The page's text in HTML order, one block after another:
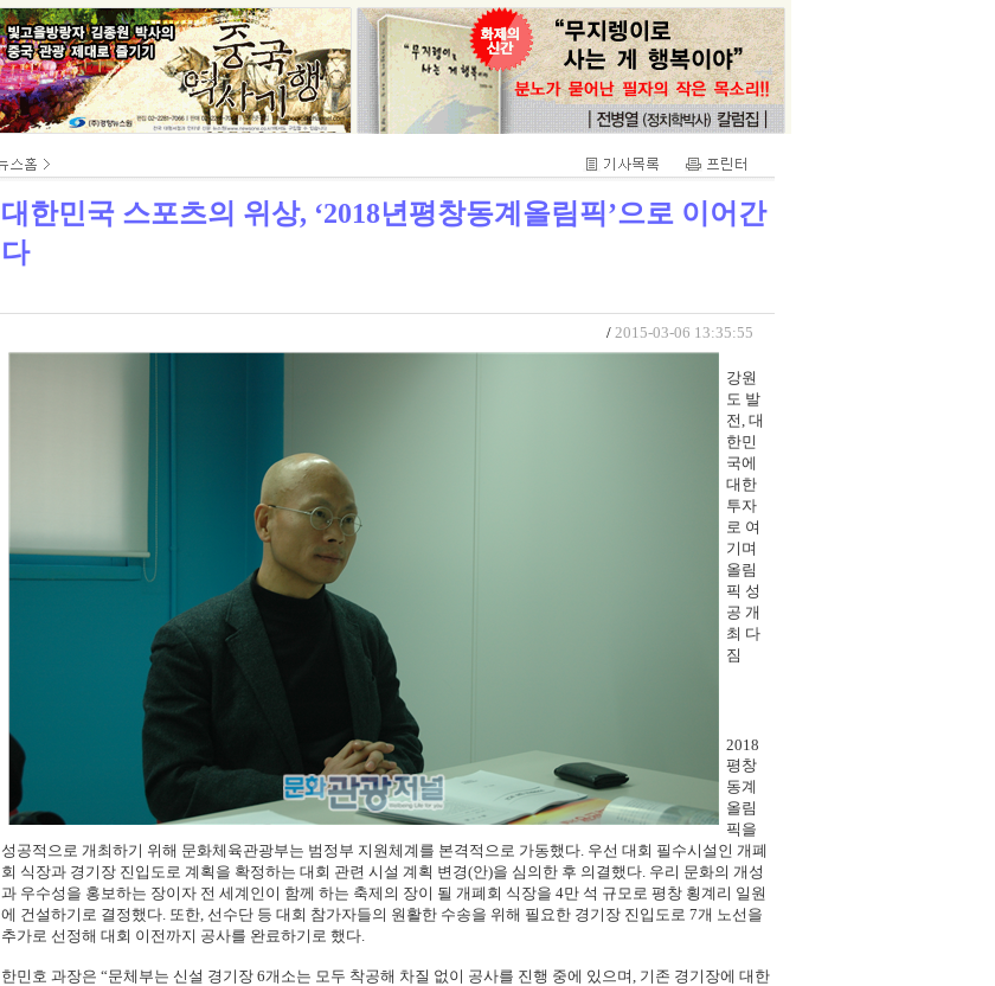
대한민국 스포츠의 위상, ‘2018년평창동계올림픽’으로 이어간
다
/ 2015-03-06 13:35:55
강원
도 발
전, 대
한민
국에
대한
투자
로 여
기며
올림
픽 성
공 개
최 다
짐
2018
평창
동계
올림
픽을
성공적으로 개최하기 위해 문화체육관광부는 범정부 지원체계를 본격적으로 가동했다. 우선 대회 필수시설인 개폐
회 식장과 경기장 진입도로 계획을 확정하는 대회 관련 시설 계획 변경(안)을 심의한 후 의결했다. 우리 문화의 개성
과 우수성을 홍보하는 장이자 전 세계인이 함께 하는 축제의 장이 될 개폐회 식장을 4만 석 규모로 평창 횡계리 일원
에 건설하기로 결정했다. 또한, 선수단 등 대회 참가자들의 원활한 수송을 위해 필요한 경기장 진입도로 7개 노선을
추가로 선정해 대회 이전까지 공사를 완료하기로 했다.
한민호 과장은 “문체부는 신설 경기장 6개소는 모두 착공해 차질 없이 공사를 진행 중에 있으며, 기존 경기장에 대한